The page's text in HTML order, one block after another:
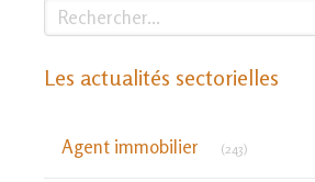
Rechercher
Les actualités sectorielles
Agent immobilier (243)